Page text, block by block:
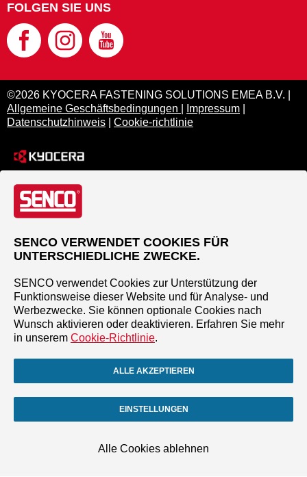
FOLGEN SIE UNS
©2026 KYOCERA FASTENING SOLUTIONS EMEA B.V. |
Allgemeine Geschäftsbedingungen
Impressum
Datenschutzhinweis
Cookie-richtlinie
SENCO VERWENDET COOKIES FÜR
UNTERSCHIEDLICHE ZWECKE.
SENCO verwendet Cookies zur Unterstützung der
Funktionsweise dieser Website und für Analyse- und
Werbezwecke. Sie können optionale Cookies nach
Wunsch aktivieren oder deaktivieren. Erfahren Sie mehr
in unserem Cookie-Richtlinie.
ALLE AKZEPTIEREN
EINSTELLUNGEN
Alle Cookies ablehnen